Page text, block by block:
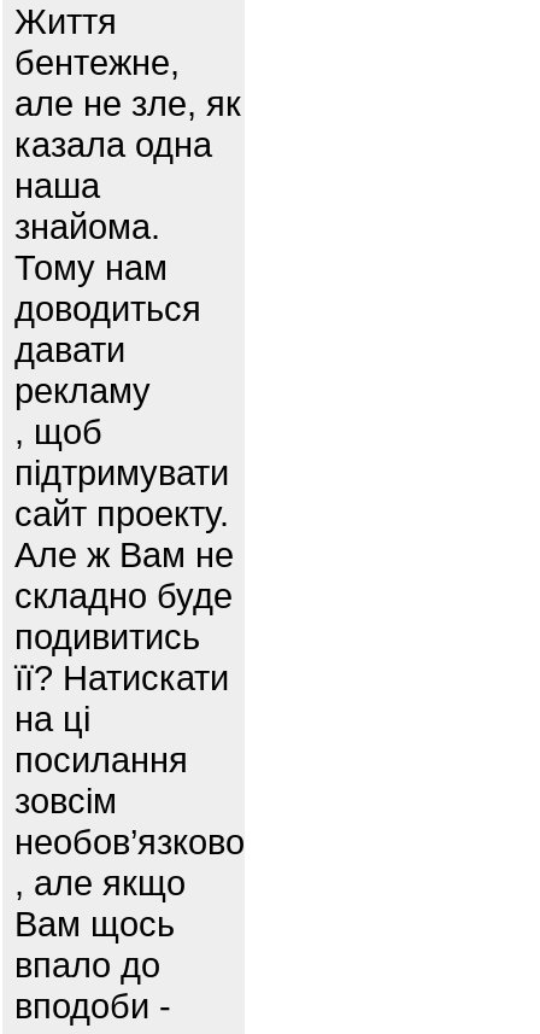
Життя
бентежне,
але не зле, як
казала одна
наша
знайома.
Тому нам
доводиться
давати
рекламу
, щоб
підтримувати
сайт проекту.
Але ж Вам не
складно буде
подивитись
її? Натискати
на ці
посилання
зовсім
необов’язково
, але якщо
Вам щось
впало до
вподоби -